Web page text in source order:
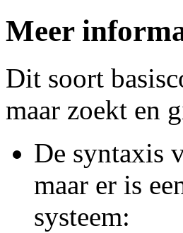
Meer
Dit soort
maar zoekt en
De syntaxis
maar er is
systeem: